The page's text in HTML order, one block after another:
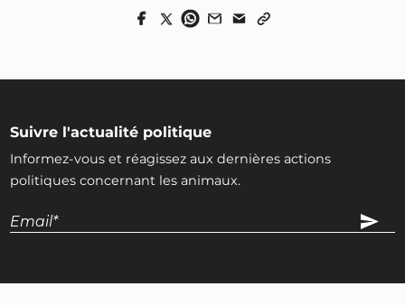
Suivre l'actualité politique
Informez-vous et réagissez aux dernières actions
politiques concernant les animaux.